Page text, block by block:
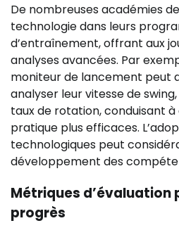
De nombreuses académies
technologie dans leurs
d’entraînement, offrant aux
analyses avancées. Par
moniteur de lancement peut
analyser leur vitesse de
taux de rotation, conduisant à
pratique plus efficaces.
technologiques peut
développement des
Métriques d’évaluation
progrès